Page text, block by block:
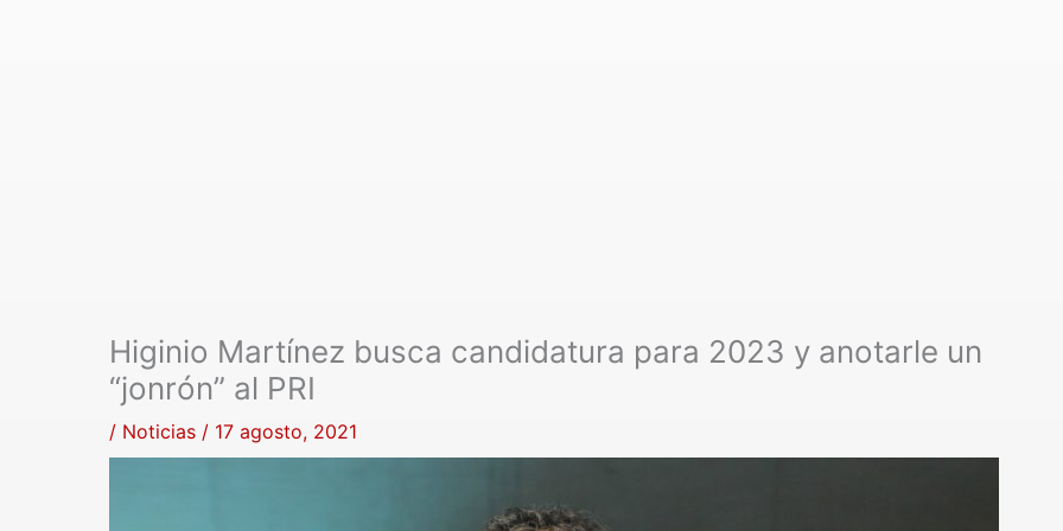
Higinio Martínez busca candidatura para 2023 y anotarle un
“jonrón” al PRI
/ Noticias / 17 agosto, 2021